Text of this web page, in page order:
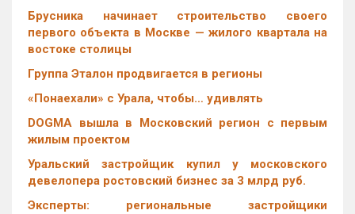
Брусника начинает строительство своего
первого объекта в Москве — жилого квартала на
востоке столицы
Группа Эталон продвигается в регионы
«Понаехали» с Урала, чтобы… удивлять
DOGMA вышла в Московский регион с первым
жилым проектом
Уральский застройщик купил у московского
девелопера ростовский бизнес за 3 млрд руб.
Эксперты: региональные застройщики